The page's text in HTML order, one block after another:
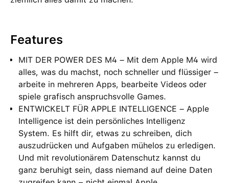
Features
MIT DER POWER DES M4 – Mit dem Apple M4 wird
alles, was du machst, noch schneller und flüssiger –
arbeite in mehreren Apps, bearbeite Videos oder
spiele grafisch anspruchsvolle Games.
ENTWICKELT FÜR APPLE INTELLIGENCE – Apple
Intelligence ist dein persönliches Intelligenz
System. Es hilft dir, etwas zu schreiben, dich
auszudrücken und Aufgaben mühelos zu erledigen.
Und mit revolutionärem Datenschutz kannst du
ganz beruhigt sein, dass niemand auf deine Daten